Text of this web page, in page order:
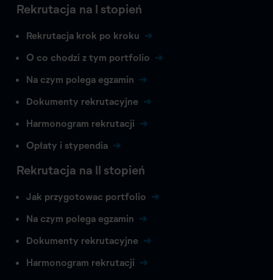
Rekrutacja na I stopień
Rekrutacja krok po kroku
O co chodzi z tym portfolio
Na czym polega egzamin
Dokumenty rekrutacyjne
Harmonogram rekrutacji
Opłaty i stypendia
Rekrutacja na II stopień
Jak przygotowac portfolio
Na czym polega egzamin
Dokumenty rekrutacyjne
Harmonogram rekrutacji